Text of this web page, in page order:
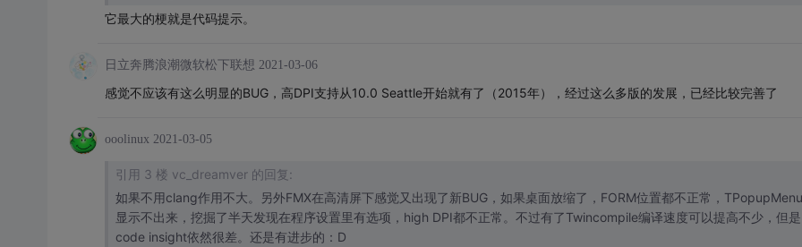
它最大的梗就是代码提示。
日立奔腾浪潮微软松下联想 2021-03-06
感觉不应该有这么明显的BUG，高DPI支持从10.0 Seattle开始就有了（2015年），经过这么多版的发展，已经比较完善了
ooolinux 2021-03-05
引用 3 楼 vc_dreamver 的回复:
如果不用clang作用不大。另外FMX在高清屏下感觉又出现了新BUG，如果桌面放缩了，FORM位置都不正常，
显示不出来，挖掘了半天发现在程序设置里有选项，high DPI都不正常。不过有了Twincompile编译速度可以提高不少，但是
code insight依然很差。还是有进步的：D